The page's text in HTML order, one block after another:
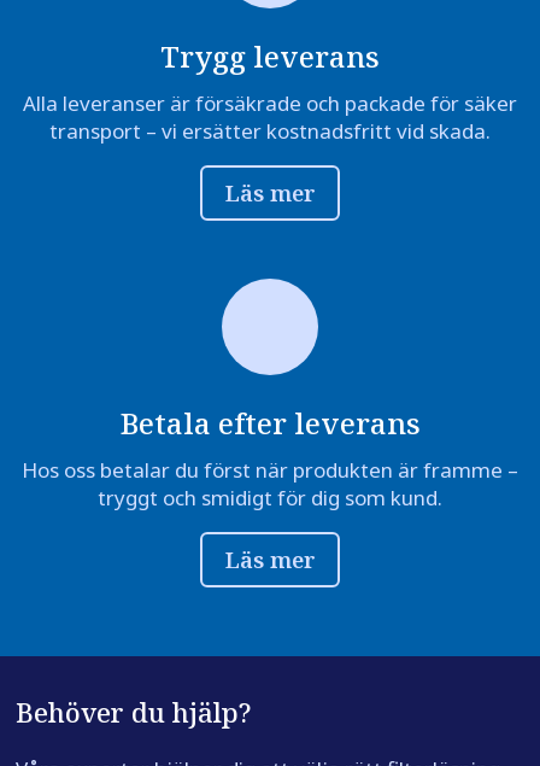
Trygg leverans
Alla leveranser är försäkrade och packade för säker
transport – vi ersätter kostnadsfritt vid skada.
Läs mer
Betala efter leverans
Hos oss betalar du först när produkten är framme –
tryggt och smidigt för dig som kund.
Läs mer
Behöver du hjälp?